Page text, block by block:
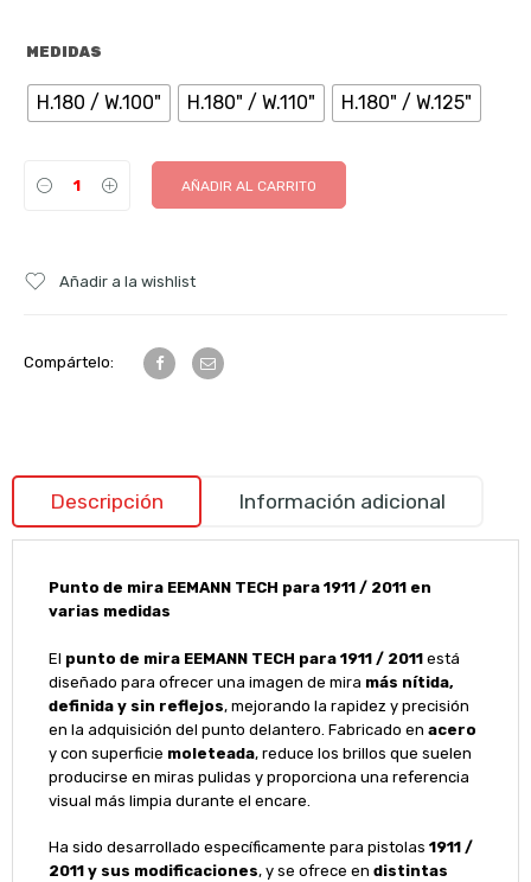
MEDIDAS
H.180 / W.100" H.180" / W.110" H.180" / W.125"
AÑADIR AL CARRITO
Añadir a la wishlist
Compártelo:
Descripción Información adicional
Punto de mira EEMANN TECH para 1911 / 2011 en
varias medidas
El punto de mira EEMANN TECH para 1911 / 2011está
diseñado para ofrecer una imagen de mira más nítida,
definida y sin reflejos, mejorando la rapidez y precisión
en la adquisición del punto delantero. Fabricado en acero
y con superficie moleteada, reduce los brillos que suelen
producirse en miras pulidas y proporciona una referencia
visual más limpia durante el encare.
Ha sido desarrollado específicamente para pistolas 1911 /
2011 y sus modificaciones, y se ofrece en distintas